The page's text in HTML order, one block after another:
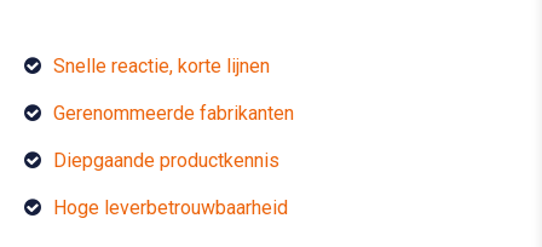
Snelle reactie, korte lijnen
Gerenommeerde fabrikanten
Diepgaande productkennis
Hoge leverbetrouwbaarheid